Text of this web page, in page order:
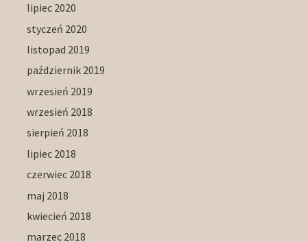
lipiec 2020
styczeń 2020
listopad 2019
październik 2019
wrzesień 2019
wrzesień 2018
sierpień 2018
lipiec 2018
czerwiec 2018
maj 2018
kwiecień 2018
marzec 2018